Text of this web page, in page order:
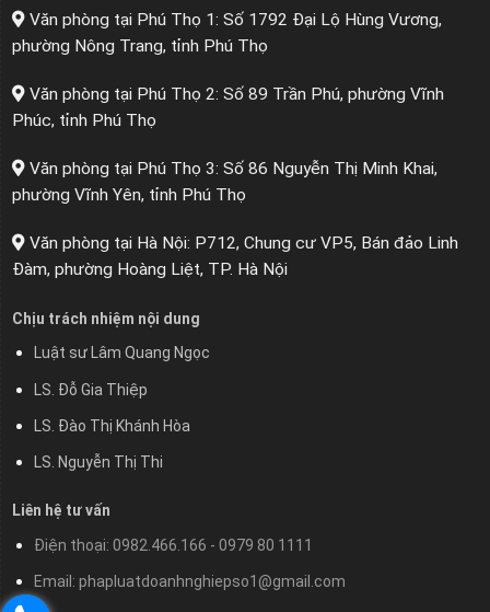
Văn phòng tại Phú Thọ 1: Số 1792 Đại Lộ Hùng Vương,
phường Nông Trang, tỉnh Phú Thọ
Văn phòng tại Phú Thọ 2: Số 89 Trần Phú, phường Vĩnh
Phúc, tỉnh Phú Thọ
Văn phòng tại Phú Thọ 3: Số 86 Nguyễn Thị Minh Khai,
phường Vĩnh Yên, tỉnh Phú Thọ
Văn phòng tại Hà Nội: P712, Chung cư VP5, Bán đảo Linh
Đàm, phường Hoàng Liệt, TP. Hà Nội
Chịu trách nhiệm nội dung
Luật sư Lâm Quang Ngọc
LS. Đỗ Gia Thiệp
LS. Đào Thị Khánh Hòa
LS. Nguyễn Thị Thi
Liên hệ tư vấn
Điện thoại: 0982.466.166 - 0979 80 1111
Email: phapluatdoanhnghiepso1@gmail.com